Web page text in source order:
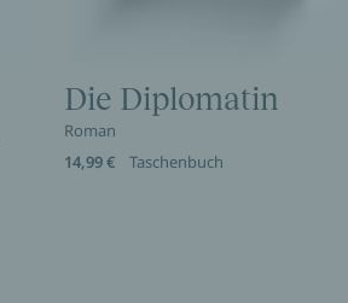
Die Diplomatin
Roman
14,99 €
Taschenbuch